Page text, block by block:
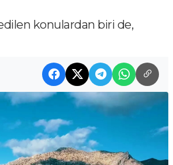
konulardan biri de,